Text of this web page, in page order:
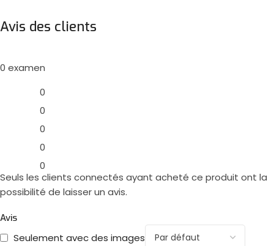
Avis des clients
0 examen
0
0
0
0
0
Avis
Seulement avec des images
Seuls les clients connectés ayant acheté ce produit ont la
possibilité de laisser un avis.